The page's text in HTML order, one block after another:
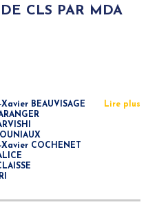
CLS PAR MDA
BEAUVISAGE
COCHENET
Lire plus